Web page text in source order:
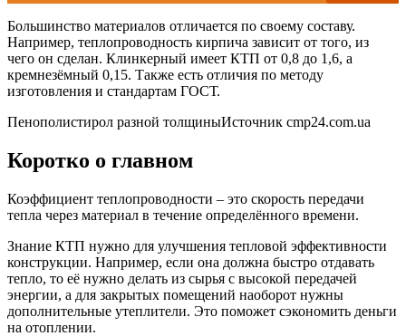
Большинство материалов отличается по своему составу.
Например, теплопроводность кирпича зависит от того, из
чего он сделан. Клинкерный имеет КТП от 0,8 до 1,6, а
кремнезёмный 0,15. Также есть отличия по методу
изготовления и стандартам ГОСТ.
Пенополистирол разной толщиныИсточник cmp24.com.ua
Коротко о главном
Коэффициент теплопроводности – это скорость передачи
тепла через материал в течение определённого времени.
Знание КТП нужно для улучшения тепловой эффективности
конструкции. Например, если она должна быстро отдавать
тепло, то её нужно делать из сырья с высокой передачей
энергии, а для закрытых помещений наоборот нужны
дополнительные утеплители. Это поможет сэкономить деньги
на отоплении.